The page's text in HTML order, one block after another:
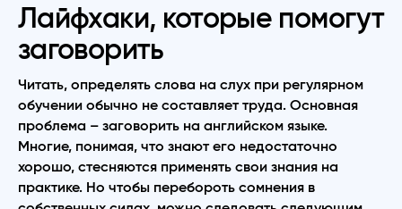
Лайфхаки, которые помогут
заговорить
Читать, определять слова на слух при регулярном
обучении обычно не составляет труда. Основная
проблема – заговорить на английском языке.
Многие, понимая, что знают его недостаточно
хорошо, стесняются применять свои знания на
практике. Но чтобы перебороть сомнения в